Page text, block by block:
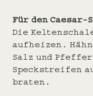
Für den Caesar-
Die
aufheizen.
Salz und Pfeffer
Speckstreifen
braten.